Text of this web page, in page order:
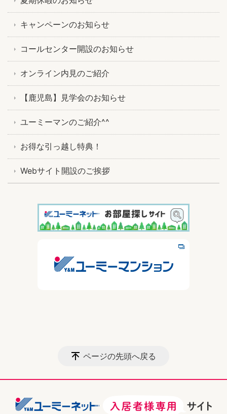
キャンペーンのお知らせ
コールセンター開設のお知らせ
オンライン内見のご紹介
【鹿児島】見学会のお知らせ
ユーミーマンのご紹介^^
お得な引っ越し特典！
Webサイト開設のご挨拶
ページの先頭へ戻る